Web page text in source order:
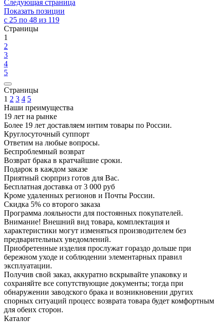
Следующая страница
Показать позиции
с 25 по 48 из 119
Страницы
1
2
3
4
5
Страницы
1 2 3 4 5
Наши преимущества
19 лет на рынке
Более 19 лет доставляем интим товары по России.
Круглосуточный суппорт
Ответим на любые вопросы.
Беспроблемный возврат
Возврат брака в кратчайшие сроки.
Подарок в каждом заказе
Приятный сюрприз готов для Вас.
Бесплатная доставка от 3 000 руб
Кроме удаленных регионов и Почты России.
Скидка 5% со второго заказа
Программа лояльности для постоянных покупателей.
Внимание! Внешний вид товара, комплектация и
характеристики могут изменяться производителем без
предварительных уведомлений.
Приобретенные изделия прослужат гораздо дольше при
бережном уходе и соблюдении элементарных правил
эксплуатации.
Получив свой заказ, аккуратно вскрывайте упаковку и
сохраняйте все сопутствующие документы; тогда при
обнаружении заводского брака и возникновении других
спорных ситуаций процесс возврата товара будет комфортным
для обеих сторон.
Каталог